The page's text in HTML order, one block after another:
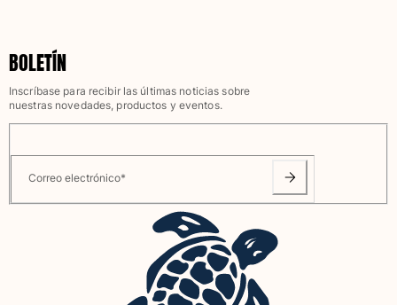
Camisas
Shorts
Sudaderas
Niña
Trajes de baño
Bañadores Una Pieza
BOLETÍN
Inscríbase para recibir las últimas noticias sobre
nuestras novedades, productos y eventos.
Correo electrónico*